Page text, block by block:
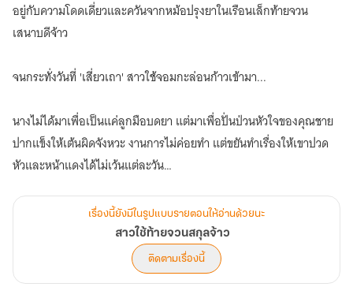
อยู่กับความโดดเดี่ยวและควันจากหม้อปรุงยาในเรือนเล็กท้ายจวน
เสนาบดีจ้าว
จนกระทั่งวันที่ 'เสี่ยวเถา' สาวใช้จอมกะล่อนก้าวเข้ามา...
นางไม่ได้มาเพื่อเป็นแค่ลูกมือบดยา แต่มาเพื่อปั่นป่วนหัวใจของคุณชาย
ปากแข็งให้เต้นผิดจังหวะ งานการไม่ค่อยทำ แต่ขยันทำเรื่องให้เขาปวด
หัวและหน้าแดงได้ไม่เว้นแต่ละวัน
จากที่เคยรำคาญ กลับกลายเป็นขาดไม่ได้...
นางมิได้นำพาเพียงความวุ่นวายมาสู่เรือนอันเงียบเหงาเท่านั้น แต่นางคือ
โอสถทิพย์ที่เข้ามาเยียวยาหัวใจอันด้านชาและมืดมิดในใจของเขา นาง
เรื่องนี้ยังมีในรูปแบบรายตอนให้อ่านด้วยนะ
สาวใช้ท้ายจวนสกุลจ้าว
ติดตามเรื่องนี้